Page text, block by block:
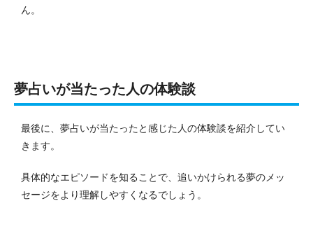
ん。
夢占いが当たった人の体験談
最後に、夢占いが当たったと感じた人の体験談を紹介してい
きます。
具体的なエピソードを知ることで、追いかけられる夢のメッ
セージをより理解しやすくなるでしょう。